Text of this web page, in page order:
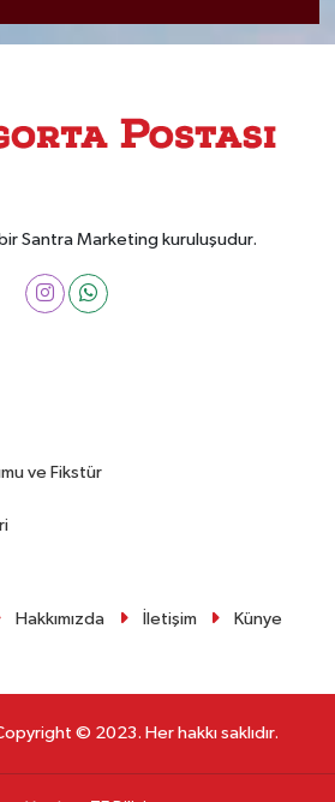
Santra Marketing kuruluşudur.
ve Fikstür
Hakkımızda İletişim Künye
© 2023. Her hakkı saklıdır.